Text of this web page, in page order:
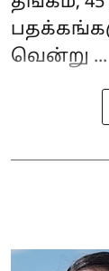
வென்று ...